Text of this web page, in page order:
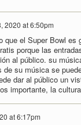
2020 at 6:50pm
que el Super Bowl
porque las
al público. su
su música se
dar al público un
importante, la
at 6:17pm